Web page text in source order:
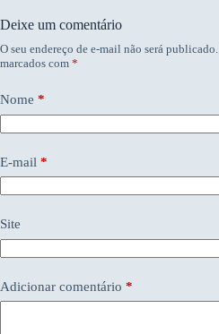
Deixe um comentário
O seu endereço de e-mail não será publicado.
marcados com *
Nome *
E-mail *
Site
Adicionar comentário *